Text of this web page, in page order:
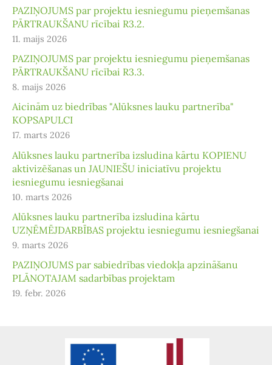
PAZIŅOJUMS par projektu iesniegumu pieņemšanas
PĀRTRAUKŠANU rīcībai R3.2.
11. maijs 2026
PAZIŅOJUMS par projektu iesniegumu pieņemšanas
PĀRTRAUKŠANU rīcībai R3.3.
8. maijs 2026
Aicinām uz biedrības "Alūksnes lauku partnerība"
KOPSAPULCI
17. marts 2026
Alūksnes lauku partnerība izsludina kārtu KOPIENU
aktivizēšanas un JAUNIEŠU iniciatīvu projektu
iesniegumu iesniegšanai
10. marts 2026
Alūksnes lauku partnerība izsludina kārtu
UZŅĒMĒJDARBĪBAS projektu iesniegumu iesniegšanai
9. marts 2026
PAZIŅOJUMS par sabiedrības viedokļa apzināšanu
PLĀNOTAJAM sadarbības projektam
19. febr. 2026